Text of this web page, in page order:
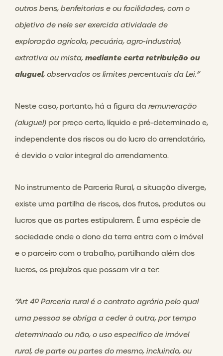
outros bens, benfeitorias e ou facilidades, com o
objetivo de nele ser exercida atividade de
exploração agrícola, pecuária, agro-industrial,
extrativa ou mista, mediante certa retribuição ou
aluguel, observados os limites percentuais da Lei.”
Neste caso, portanto, há a figura da remuneração
(aluguel) por preço certo, líquido e pré-determinado e,
independente dos riscos ou do lucro do arrendatário,
é devido o valor integral do arrendamento.
No instrumento de Parceria Rural, a situação diverge,
existe uma partilha de riscos, dos frutos, produtos ou
lucros que as partes estipularem. É uma espécie de
sociedade onde o dono da terra entra com o imóvel
e o parceiro com o trabalho, partilhando além dos
lucros, os prejuízos que possam vir a ter:
“Art 4º Parceria rural é o contrato agrário pelo qual
uma pessoa se obriga a ceder à outra, por tempo
determinado ou não, o uso especifico de imóvel
rural, de parte ou partes do mesmo, incluindo, ou